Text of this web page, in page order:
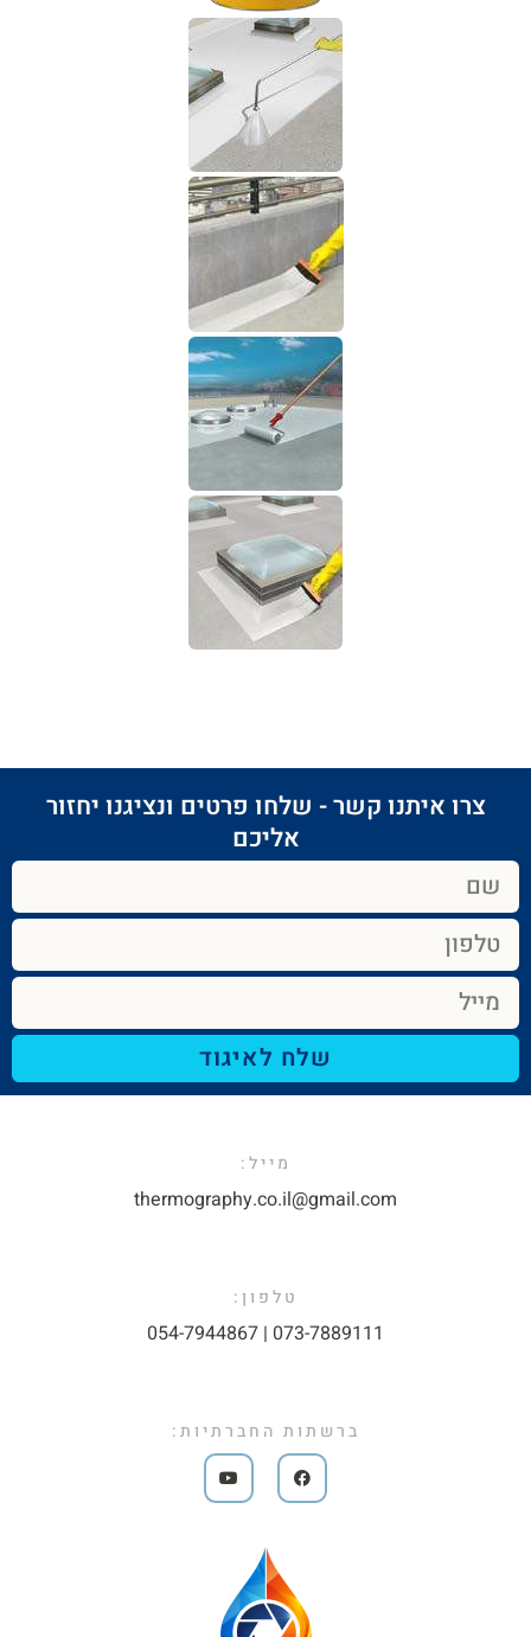
צרו איתנו קשר - שלחו פרטים ונציגנו יחזור
אליכם​
שלח לאיגוד
מייל:​
thermography.co.il@gmail.com​
טלפון:
073-7889111 | 054-7944867​
ברשתות החברתיות: